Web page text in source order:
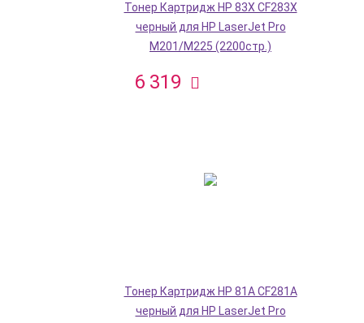
Тонер Картридж HP 83X CF283X
черный для HP LaserJet Pro
M201/M225 (2200стр.)
6 319
Тонер Картридж HP 81A CF281A
черный для HP LaserJet Pro